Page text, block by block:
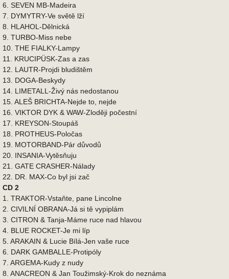
6. SEVEN MB-Madeira
7. DYMYTRY-Ve světě lží
8. HLAHOL-Dělnická
9. TURBO-Miss nebe
10. THE FIALKY-Lampy
11. KRUCIPÜSK-Zas a zas
12. LAUTR-Projdi bludištěm
13. DOGA-Beskydy
14. LIMETALL-Živý nás nedostanou
15. ALEŠ BRICHTA-Nejde to, nejde
16. VIKTOR DYK & WAW-Zloději počestní
17. KREYSON-Stoupáš
18. PROTHEUS-Poločas
19. MOTORBAND-Pár důvodů
20. INSANIA-Vytěsňuju
21. GATE CRASHER-Nálady
22. DR. MAX-Co byl jsi zač
CD 2
1. TRAKTOR-Vstaňte, pane Lincolne
2. CIVILNÍ OBRANA-Já si tě vypiplám
3. CITRON & Tanja-Máme ruce nad hlavou
4. BLUE ROCKET-Je mi líp
5. ARAKAIN & Lucie Bílá-Jen vaše ruce
6. DARK GAMBALLE-Protipóly
7. ARGEMA-Kudy z nudy
8. ANACREON & Jan Toužimský-Krok do neznáma